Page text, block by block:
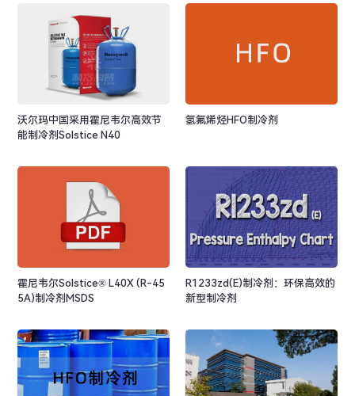
沃尔玛中国采用霍尼韦尔高效节
能制冷剂Solstice N40
氢氟烯烃HFO制冷剂
霍尼韦尔Solstice® L40X (R-45
5A)制冷剂MSDS
R1233zd(E)制冷剂：环保高效的
新型制冷剂